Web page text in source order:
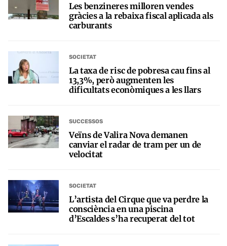
Les benzineres milloren vendes
gràcies a la rebaixa fiscal aplicada als
carburants
SOCIETAT
La taxa de risc de pobresa cau fins al
13,3%, però augmenten les
dificultats econòmiques a les llars
SUCCESSOS
Veïns de Valira Nova demanen
canviar el radar de tram per un de
velocitat
SOCIETAT
L’artista del Cirque que va perdre la
consciència en una piscina
d’Escaldes s’ha recuperat del tot